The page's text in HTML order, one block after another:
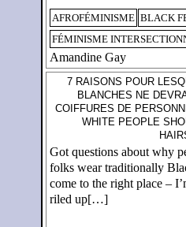
AFROFÉMINISME BLACK
FÉMINISME
Amandine Gay
7 RAISONS POUR
BLANCHES NE
COIFFURES DE
WHITE PEOPLE
Got questions about why
folks wear traditionally
come to the right place –
riled up[…]